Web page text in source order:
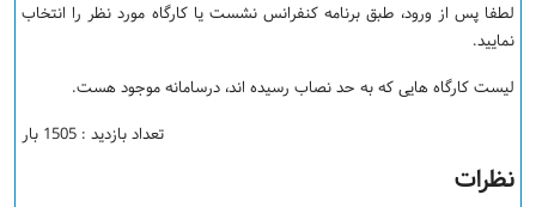
لطفا پس از ورود، طبق برنامه کنفرانس نشست یا کارگاه مورد نظر را انتخاب
نمایید.
لیست کارگاه هایی که به حد نصاب رسیده اند، درسامانه موجود هست.
تعداد بازدید : 1505 بار
نظرات